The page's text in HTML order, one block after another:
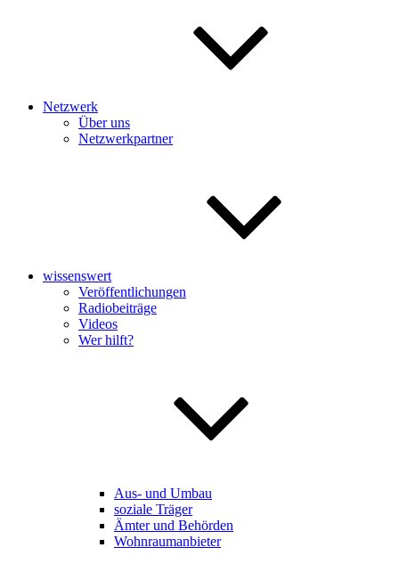
Netzwerk
Über uns
Netzwerkpartner
wissenswert
Veröffentlichungen
Radiobeiträge
Videos
Wer hilft?
Aus- und Umbau
soziale Träger
Ämter und Behörden
Wohnraumanbieter